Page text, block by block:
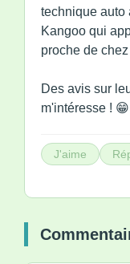
technique auto
Kangoo qui
proche de
Des avis sur
m'intéresse !
J'aime